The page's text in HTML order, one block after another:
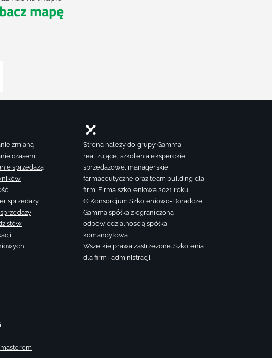
mapę
zmianą
czasem
sprzedażą
sprzedaży
Strona należy do grupy Gamma
realizującej szkolenia eksperckie,
sprzedażowe, managerskie,
farmaceutyczne oraz team building dla
firm. Firma szkoleniowa 2021 roku.
© Konsorcjum Szkoleniowo-Doradcze
Gamma spółka z ograniczoną
odpowiedzialnością spółka
komandytowa
Wszelkie prawa zastrzeżone. Szkolenia
dla firm i administracji.